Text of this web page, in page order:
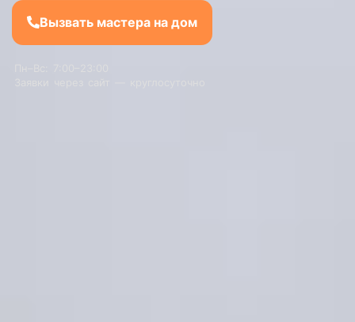
Вызвать мастера на дом